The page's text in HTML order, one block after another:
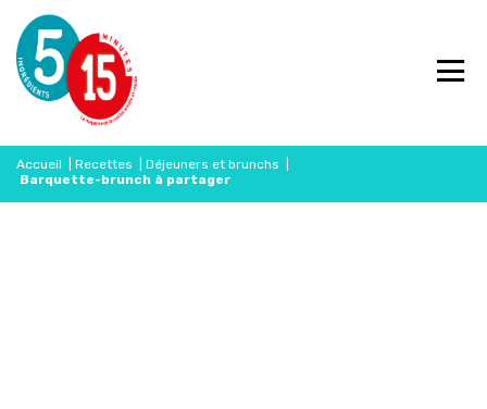
Accueil Recettes Déjeuners et brunchs
Barquette-brunch à partager